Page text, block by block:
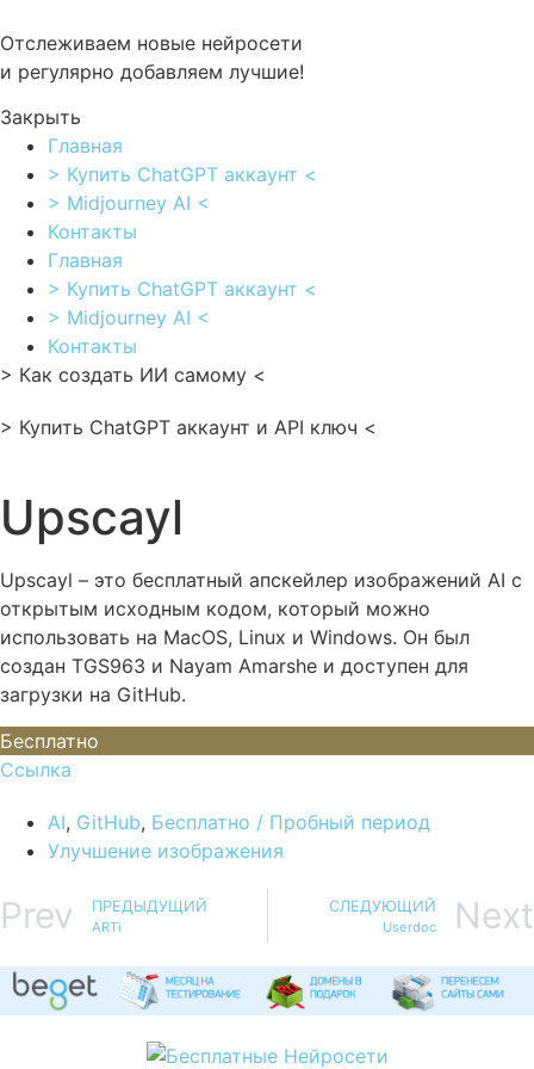
к
содержимому
Отслеживаем новые нейросети
и регулярно добавляем лучшие!
Закрыть
Главная
> Купить ChatGPT аккаунт <
> Midjourney AI <
Контакты
Главная
> Купить ChatGPT аккаунт <
> Midjourney AI <
Контакты
> Как создать ИИ самому <
> Купить ChatGPT аккаунт и API ключ <
Upscayl
Upscayl – это бесплатный апскейлер изображений AI с
открытым исходным кодом, который можно
использовать на MacOS, Linux и Windows. Он был
создан TGS963 и Nayam Amarshe и доступен для
загрузки на GitHub.
Бесплатно
Ссылка
AI, GitHub, Бесплатно / Пробный период
Улучшение изображения
Prev ПРЕДЫДУЩИЙ
ARTi
СЛЕДУЮЩИЙ
Userdoc Next